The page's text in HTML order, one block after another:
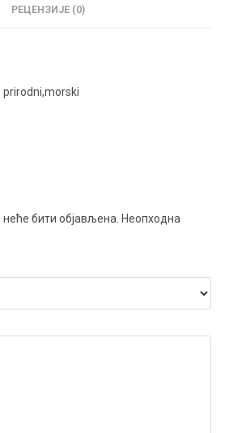
РЕЦЕНЗИЈЕ (0)
prirodni,morski
бити објављена. Неопходна